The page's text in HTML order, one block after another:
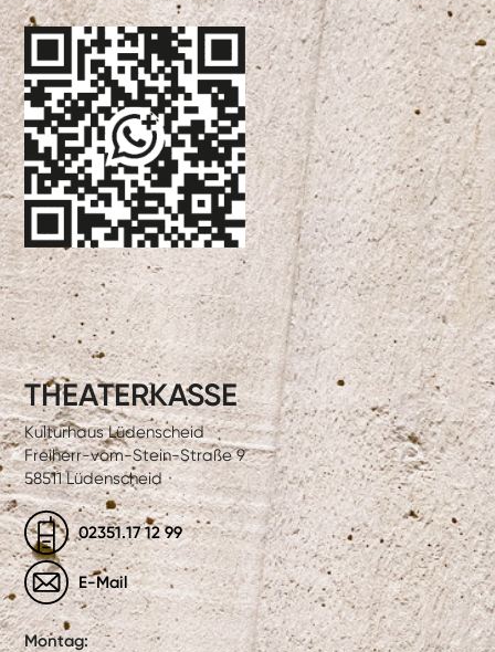
THEATERKASSE
Kulturhaus Lüdenscheid
Freiherr-vom-Stein-Straße 9
58511 Lüdenscheid
02351.17 12 99
E-Mail
Montag: